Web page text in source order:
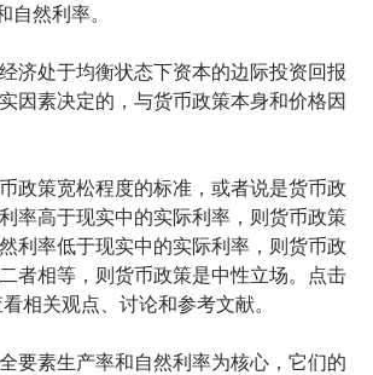
自然利率。
济处于均衡状态下资本的边际投资回报
因素决定的，与货币政策本身和价格因
政策宽松程度的标准，或者说是货币政
率高于现实中的实际利率，则货币政策
利率低于现实中的实际利率，则货币政
者相等，则货币政策是中性立场。点击
相关观点、讨论和参考文献。
要素生产率和自然利率为核心，它们的